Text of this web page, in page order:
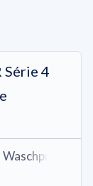
Série 4